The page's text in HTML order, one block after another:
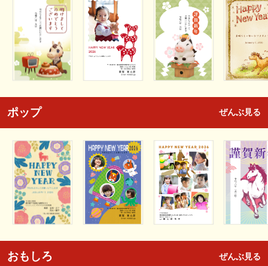
ポップ ぜんぶ見る
おもしろ ぜんぶ見る